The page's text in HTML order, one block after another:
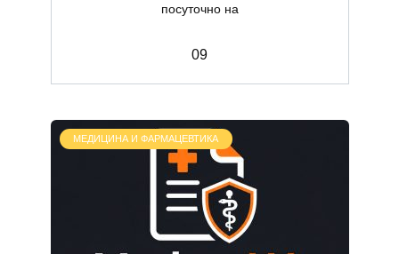
посуточно на
09
МЕДИЦИНА И ФАРМАЦЕВТИКА